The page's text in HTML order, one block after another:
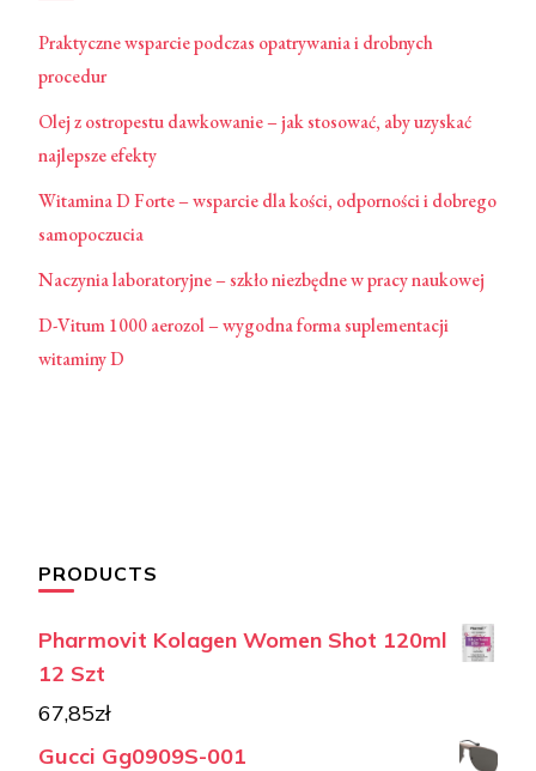
Praktyczne wsparcie podczas opatrywania i drobnych
procedur
Olej z ostropestu dawkowanie – jak stosować, aby uzyskać
najlepsze efekty
Witamina D Forte – wsparcie dla kości, odporności i dobrego
samopoczucia
Naczynia laboratoryjne – szkło niezbędne w pracy naukowej
D-Vitum 1000 aerozol – wygodna forma suplementacji
witaminy D
PRODUCTS
Pharmovit Kolagen Women Shot 120ml
12 Szt
67,85zł
Gucci Gg0909S-001